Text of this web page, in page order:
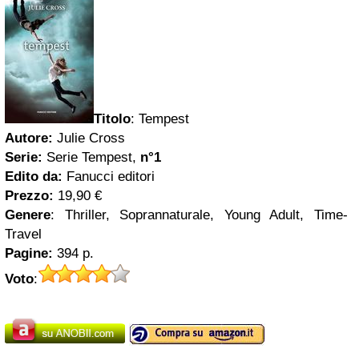
Titolo: Tempest
Autore: Julie Cross
Serie: Serie Tempest, n°1
Edito da: Fanucci editori
Prezzo: 19,90 €
Genere: Thriller, Soprannaturale, Young Adult, Time-
Travel
Pagine: 394 p.
Voto: